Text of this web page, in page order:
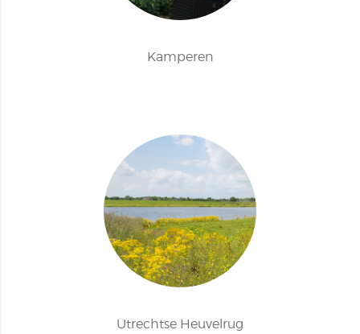
Kamperen
Utrechtse Heuvelrug